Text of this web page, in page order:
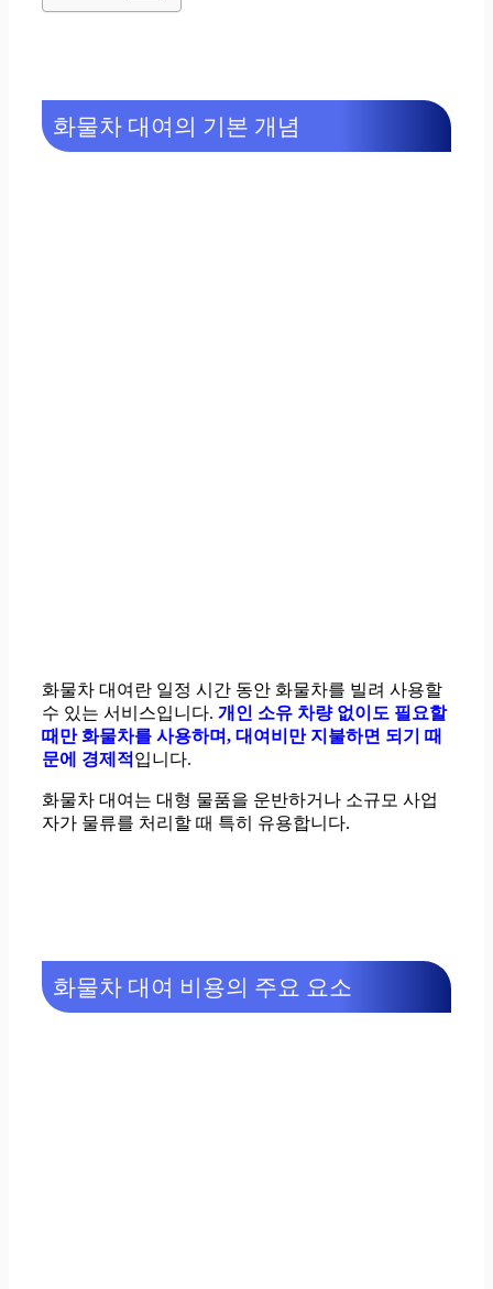
화물차 대여의 기본 개념
화물차 대여란 일정 시간 동안 화물차를 빌려 사용할
수 있는 서비스입니다. 개인 소유 차량 없이도 필요할
때만 화물차를 사용하며, 대여비만 지불하면 되기 때
문에 경제적 입니다.
화물차 대여는 대형 물품을 운반하거나 소규모 사업
자가 물류를 처리할 때 특히 유용합니다.
화물차 대여 비용의 주요 요소